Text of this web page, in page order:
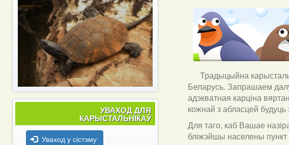
Традыцыйна
Беларусь. Запрашаем
адэкватная карціна
кожнай з абласцей будуць
Для таго, каб Вашае
бліжэйшы населены пункт
УВАХОД ДЛЯ
КАРЫСТАЛЬНІКАЎ
Уваход у сістэму